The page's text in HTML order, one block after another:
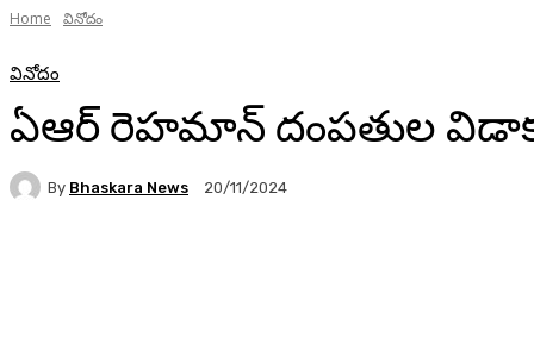
Home వినోదం
వినోదం
ఏఆర్ రెహమాన్ దంపతుల
By Bhaskara News 20/11/2024